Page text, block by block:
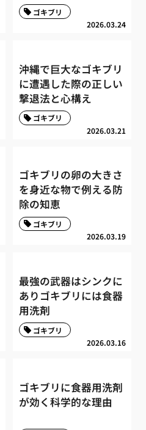
2026.03.24
ゴキブリ
沖縄で巨大なゴキブリ
に遭遇した際の正しい
撃退法と心構え
2026.03.21
ゴキブリ
ゴキブリの卵の大きさ
を身近な物で例える防
除の知恵
2026.03.19
ゴキブリ
最強の武器はシンクに
ありゴキブリには食器
用洗剤
2026.03.16
ゴキブリ
ゴキブリに食器用洗剤
が効く科学的な理由